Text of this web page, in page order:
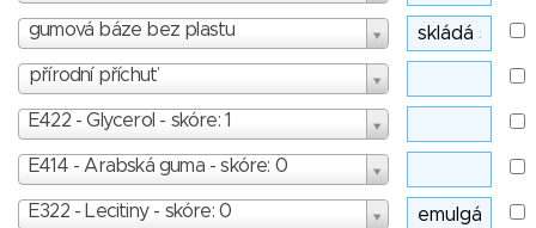
gumová báze bez plastu
přírodní příchuť
E422 - Glycerol - skóre: 1
E414 - Arabská guma - skóre: 0
E322 - Lecitiny - skóre: 0